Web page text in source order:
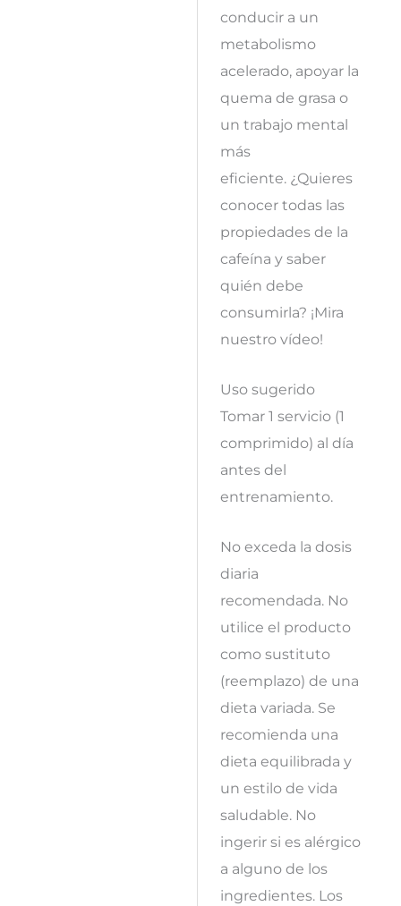
conducir a un
metabolismo
acelerado, apoyar la
quema de grasa o
un trabajo mental
más
eficiente. ¿Quieres
conocer todas las
propiedades de la
cafeína y saber
quién debe
consumirla? ¡Mira
nuestro vídeo!
Uso sugerido
Tomar 1 servicio (1
comprimido) al día
antes del
entrenamiento.
No exceda la dosis
diaria
recomendada. No
utilice el producto
como sustituto
(reemplazo) de una
dieta variada. Se
recomienda una
dieta equilibrada y
un estilo de vida
saludable. No
ingerir si es alérgico
a alguno de los
ingredientes. Los